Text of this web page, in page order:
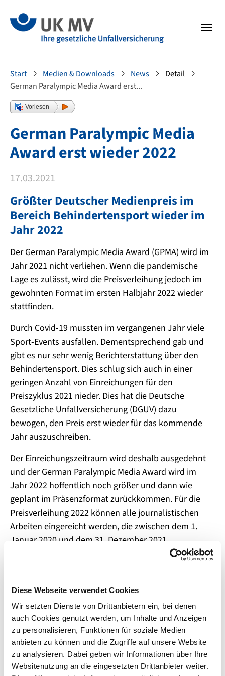
Diese Webseite verwendet Cookies
Wir setzten Dienste von Drittanbietern ein, bei denen
auch Cookies genutzt werden, um Inhalte und Anzeigen
zu personalisieren, Funktionen für soziale Medien
anbieten zu können und die Zugriffe auf unsere Website
zu analysieren. Dabei geben wir Informationen über Ihre
Websitenutzung an die eingesetzten Drittanbieter weiter.
Sie sind hier:
Start Medien & Downloads News
Detail
German Paralympic Media Award erst...
Vorlesen
German Paralympic Media
Award erst wieder 2022
17.03.2021
Größter Deutscher Medienpreis im
Bereich Behindertensport wieder im
Jahr 2022
Der German Paralympic Media Award (GPMA) wird im
Jahr 2021 nicht verliehen. Wenn die pandemische
Lage es zulässt, wird die Preisverleihung jedoch im
gewohnten Format im ersten Halbjahr 2022 wieder
stattfinden.
Durch Covid-19 mussten im vergangenen Jahr viele
Sport-Events ausfallen. Dementsprechend gab und
gibt es nur sehr wenig Berichterstattung über den
Behindertensport. Dies schlug sich auch in einer
geringen Anzahl von Einreichungen für den
Preiszyklus 2021 nieder. Dies hat die Deutsche
Gesetzliche Unfallversicherung (DGUV) dazu
bewogen, den Preis erst wieder für das kommende
Jahr auszuschreiben.
Der Einreichungszeitraum wird deshalb ausgedehnt
und der German Paralympic Media Award wird im
Jahr 2022 hoffentlich noch größer und dann wie
geplant im Präsenzformat zurückkommen. Für die
Preisverleihung 2022 können alle journalistischen
Arbeiten eingereicht werden, die zwischen dem 1.
Januar 2020 und dem 31. Dezember 2021
veröffentlicht wurden. Ab sofort können Beiträge auf
folgender Webseite eingereicht werden:
Ursprünglich für das Jahr 2021 eingereichte Beiträge
werden automatisch berücksichtigt und mit in den
Preiszyklus 2022 übernommen.
Beim GPMA werden die besten Reportagen und
Hintergrundberichte sowie Interviews und andere